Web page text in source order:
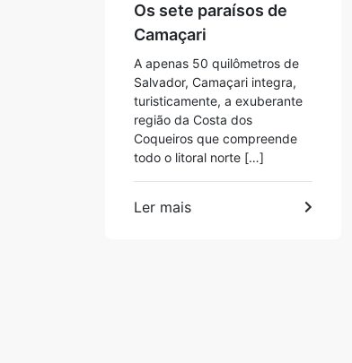
Os sete paraísos de
Camaçari
A apenas 50 quilômetros de
Salvador, Camaçari integra,
turisticamente, a exuberante
região da Costa dos
Coqueiros que compreende
todo o litoral norte […]
Ler mais